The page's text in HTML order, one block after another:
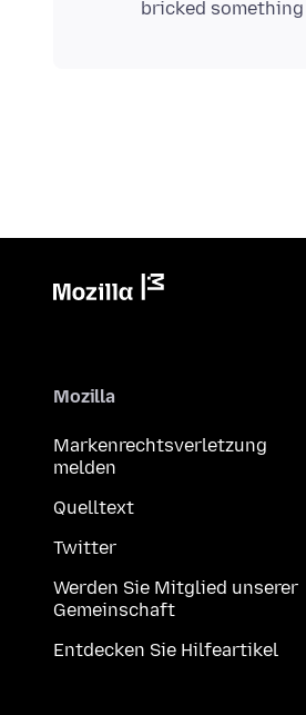
Mozilla
Markenrechtsverletzung
melden
Quelltext
Twitter
Werden Sie Mitglied unserer
Gemeinschaft
Entdecken Sie Hilfeartikel